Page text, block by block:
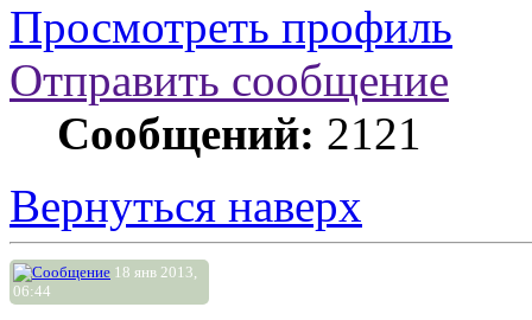
Просмотреть профиль
Отправить сообщение
Сообщений: 2121
Вернуться наверх
18 янв 2013,
06:44